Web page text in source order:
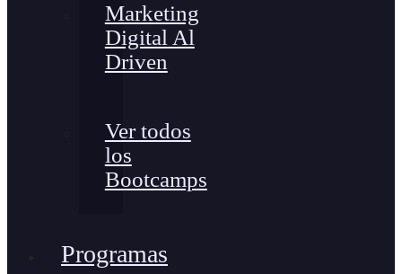
Marketing
Digital Al
Driven
Ver todos
los
Bootcamps
Programas